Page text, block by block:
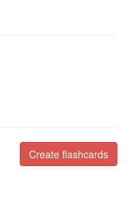
Create flashcards